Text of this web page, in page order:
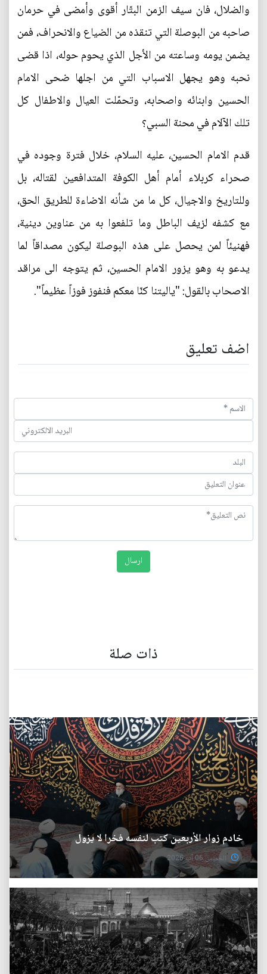
والضلال، فان سيف الزمن البتّار أقوى وأمضى في حرمان
صاحبه من البوصلة التي تنقذه من الضياع والانحراف، فمن
يضمن يومه وساعته من الأجل الذي يحوم حوله، اذا قضى
نحبه وهو يجهل الاسباب التي من اجلها ضحى الامام
الحسين وابنائه واصحابه، وتحمّلت العيال والاطفال كل
تلك الآلام في محنة السبي؟
قدم الامام الحسين، عليه السلام، خلال فترة وجوده في
صحراء كربلاء أمام أهل الكوفة المتدافعين لقتاله، بل
وللتاريخ والاجيال، كل ما من شأنه الاضاءة للطريق الحق،
مع كشفه لزيف الباطل وما تلفعوا به من عناوين دينية،
فهنيئاً لمن يحصل على هذه البوصلة ليكون مصداقاً لما
يدعو به وهو يزور الامام الحسين، ثم يتوجه الى مراقد
الاصحاب بالقول: "ياليتنا كنّا معكم فنفوز فوزاً عظيماً".
اضف تعليق
ذات صلة
خادم زوار الأربعين كتب لنفسه فخرا لا يزول
الخميس 06 آب 2026